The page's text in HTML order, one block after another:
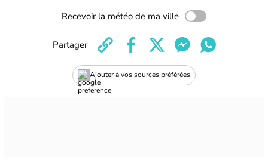
Recevoir la météo de ma ville
Ajouter à vos sources préférées
Partager